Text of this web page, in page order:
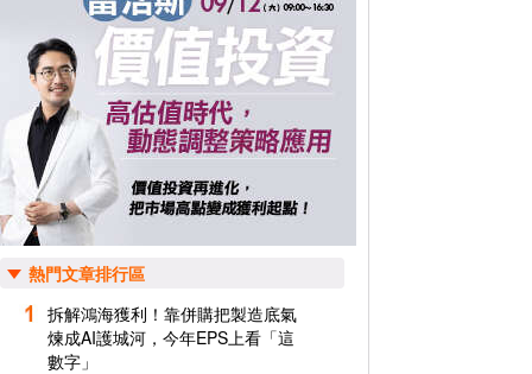
熱門文章排行區
拆解鴻海獲利！靠併購把製造底氣
煉成AI護城河，今年EPS上看「這
數字」